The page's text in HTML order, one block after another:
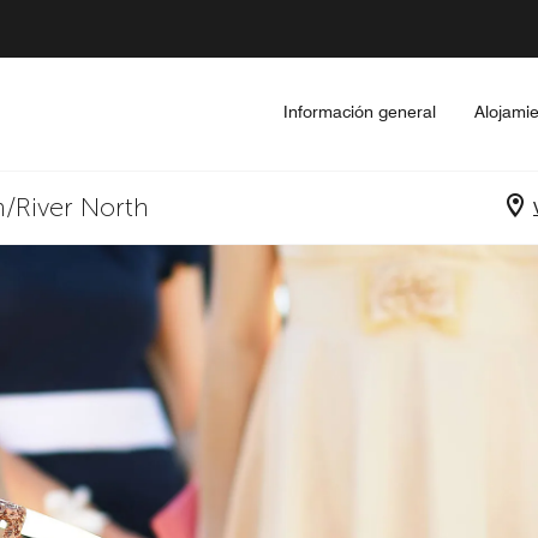
Información general
North